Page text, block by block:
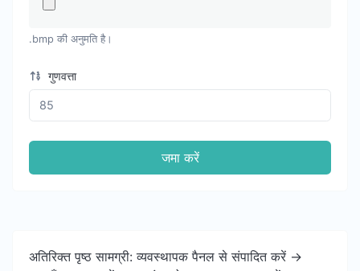
.bmp की अनुमति है।
गुणवत्ता
जमा करें
अतिरिक्त पृष्ठ सामग्री: व्यवस्थापक पैनल से संपादित करें ->